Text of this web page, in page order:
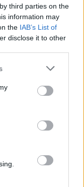
third parties on the
information may
the IAB’s List of
disclose it to other
or more Google
You may click to
party tags to
in below Google
metri quadrati